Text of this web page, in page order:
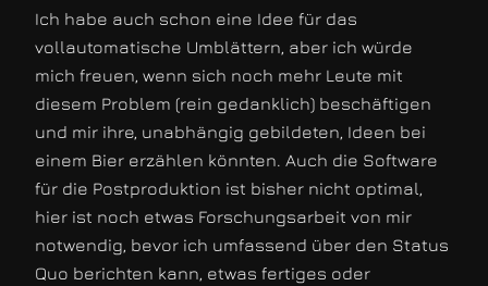
Ich habe auch schon eine Idee für das
vollautomatische Umblättern, aber ich würde
mich freuen, wenn sich noch mehr Leute mit
diesem Problem (rein gedanklich) beschäftigen
und mir ihre, unabhängig gebildeten, Ideen bei
einem Bier erzählen könnten. Auch die Software
für die Postproduktion ist bisher nicht optimal,
hier ist noch etwas Forschungsarbeit von mir
notwendig, bevor ich umfassend über den Status
Quo berichten kann, etwas fertiges oder